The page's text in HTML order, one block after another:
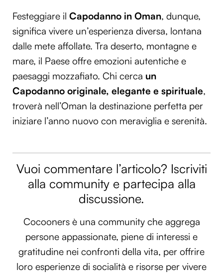
Festeggiare il Capodanno in Oman, dunque,
significa vivere un’esperienza diversa, lontana
dalle mete affollate. Tra deserto, montagne e
mare, il Paese offre emozioni autentiche e
paesaggi mozzafiato. Chi cerca un
Capodanno originale, elegante e spirituale,
troverà nell’Oman la destinazione perfetta per
iniziare l’anno nuovo con meraviglia e serenità.
Vuoi commentare l’articolo? Iscriviti
alla community e partecipa alla
discussione.
Cocooners è una community che aggrega
persone appassionate, piene di interessi e
gratitudine nei confronti della vita, per offrire
loro esperienze di socialità e risorse per vivere